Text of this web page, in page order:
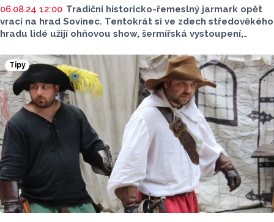
06.08.24 12:00 Tradiční historicko-řemeslný jarmark opět
vrací na hrad Sovinec. Tentokrát si ve zdech středověkého
hradu lidé užijí ohňovou show, šermířská vystoupení,
to bude Hodokvas rytíře Kobylky na hradě Sovinec.
V sobotu 10. a v neděli 11. srpna nebudou chybět ani
loutkové pohádky a ukázky zručnosti starodávných
řemesel. Odpovězte na otázku a vyhrajte vstupenky.
Soutěž byla ukončena.
Tipy